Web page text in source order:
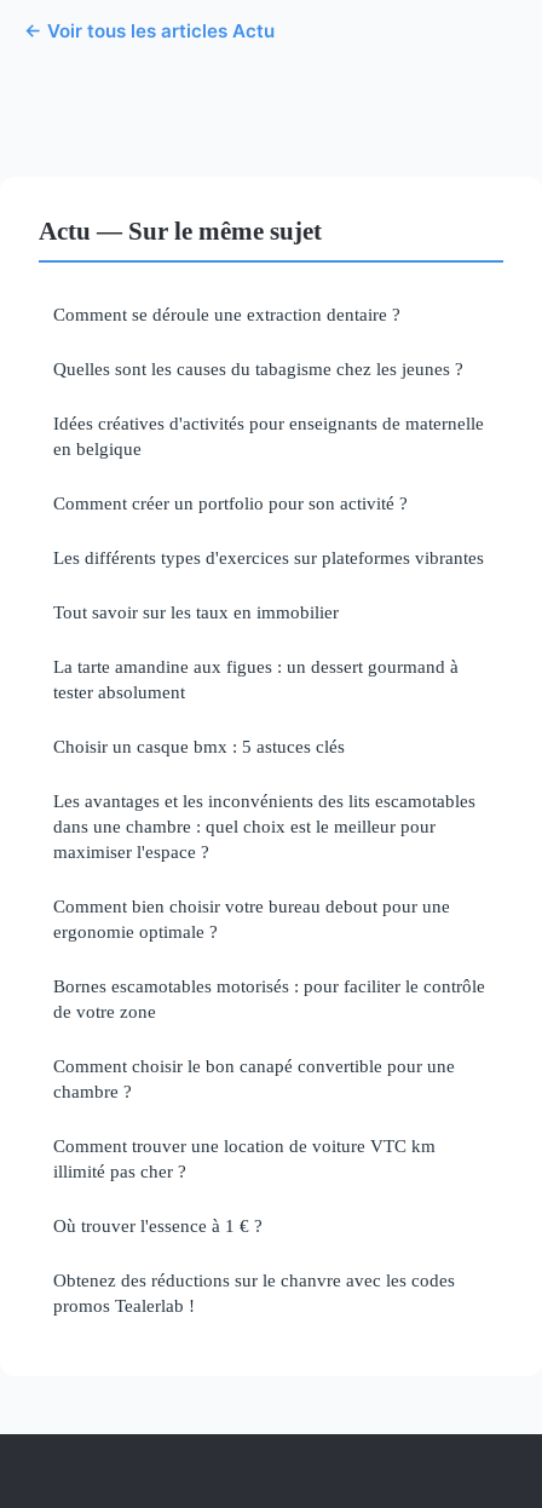
← Voir tous les articles Actu
Actu — Sur le même sujet
Comment se déroule une extraction dentaire ?
Quelles sont les causes du tabagisme chez les jeunes ?
Idées créatives d'activités pour enseignants de maternelle
en belgique
Comment créer un portfolio pour son activité ?
Les différents types d'exercices sur plateformes vibrantes
Tout savoir sur les taux en immobilier
La tarte amandine aux figues : un dessert gourmand à
tester absolument
Choisir un casque bmx : 5 astuces clés
Les avantages et les inconvénients des lits escamotables
dans une chambre : quel choix est le meilleur pour
maximiser l'espace ?
Comment bien choisir votre bureau debout pour une
ergonomie optimale ?
Bornes escamotables motorisés : pour faciliter le contrôle
de votre zone
Comment choisir le bon canapé convertible pour une
chambre ?
Comment trouver une location de voiture VTC km
illimité pas cher ?
Où trouver l'essence à 1 € ?
Obtenez des réductions sur le chanvre avec les codes
promos Tealerlab !